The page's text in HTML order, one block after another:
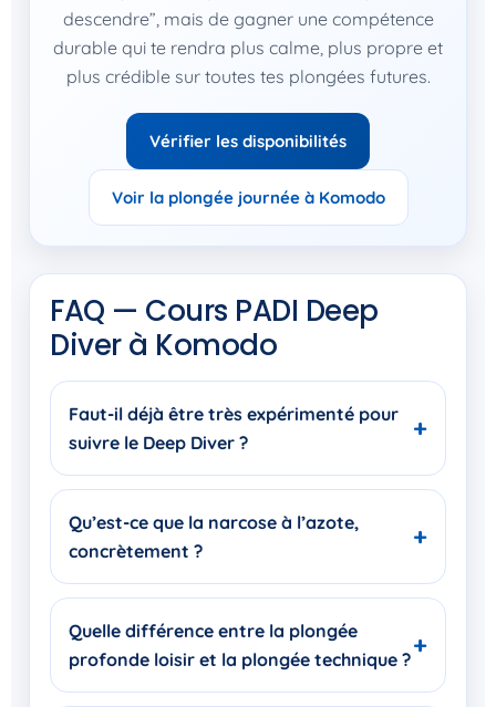
descendre”, mais de gagner une compétence
durable qui te rendra plus calme, plus propre et
plus crédible sur toutes tes plongées futures.
Vérifier les disponibilités
Voir la plongée journée à Komodo
FAQ — Cours PADI Deep
Diver à Komodo
Faut-il déjà être très expérimenté pour
suivre le Deep Diver ?
Qu’est-ce que la narcose à l’azote,
concrètement ?
Quelle différence entre la plongée
profonde loisir et la plongée technique ?